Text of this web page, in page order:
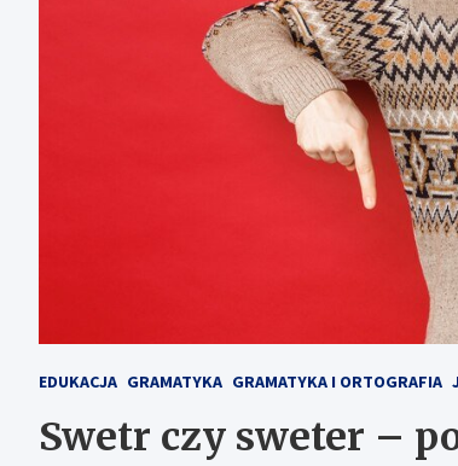
EDUKACJA GRAMATYKA GRAMATYKA I ORTOGRAFIA
Swetr czy sweter –